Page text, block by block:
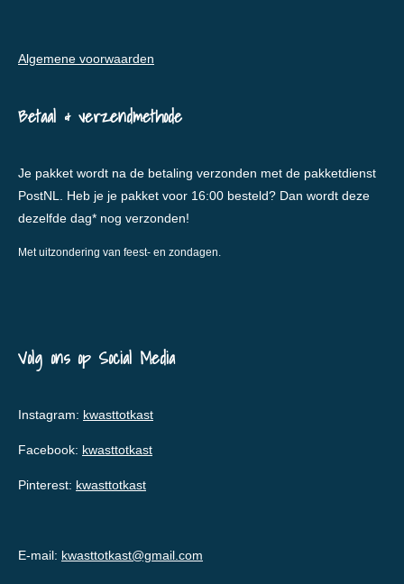
Algemene voorwaarden
Betaal & verzendmethode
Je pakket wordt na de betaling verzonden met de pakketdienst
PostNL. Heb je je pakket voor 16:00 besteld? Dan wordt deze
dezelfde dag* nog verzonden!
Met uitzondering van feest- en zondagen.
Volg ons op Social Media
Instagram: kwasttotkast
Facebook: kwasttotkast
Pinterest: kwasttotkast
E-mail: kwasttotkast@gmail.com